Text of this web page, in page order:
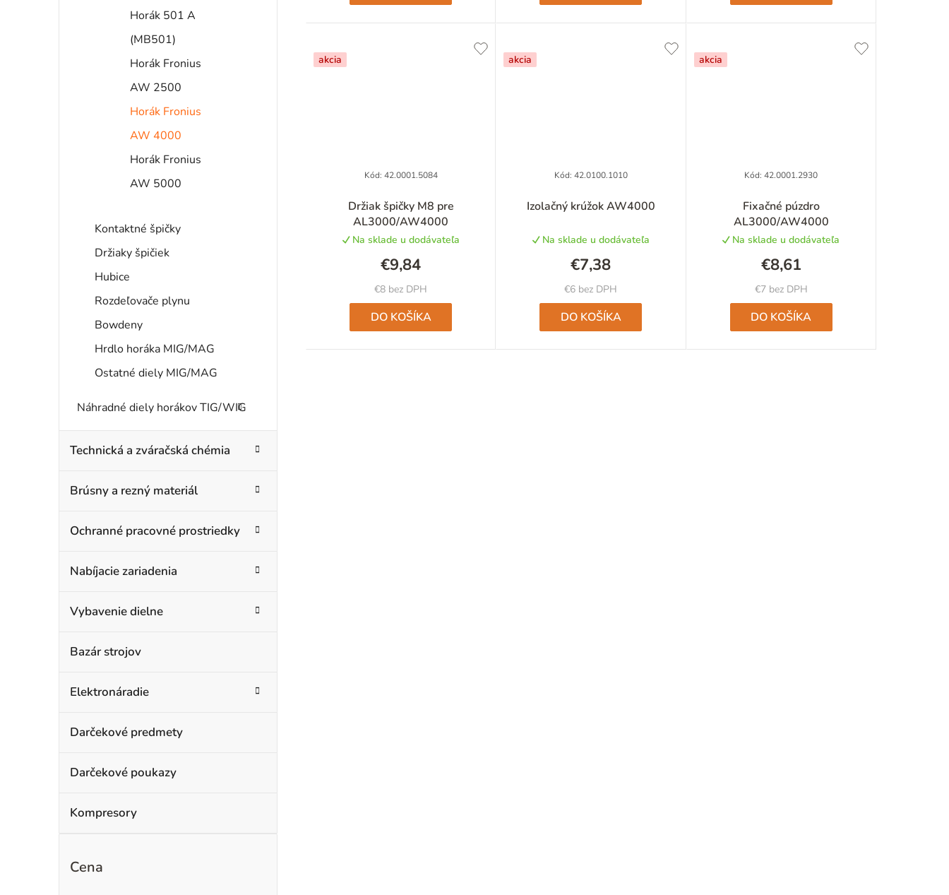
Horák 501 A
(MB501)
Horák Fronius
AW 2500
Horák Fronius
AW 4000
Horák Fronius
AW 5000
Kontaktné špičky
Držiaky špičiek
Hubice
Rozdeľovače plynu
Bowdeny
Hrdlo horáka MIG/MAG
Ostatné diely MIG/MAG
Náhradné diely horákov TIG/WIG
Technická a zváračská chémia
Brúsny a rezný materiál
Ochranné pracovné prostriedky
Nabíjacie zariadenia
Vybavenie dielne
Bazár strojov
Elektronáradie
Darčekové predmety
Darčekové poukazy
Kompresory
Cena
t
o
t
o
v
akcia
Držiak špičky M8 pre
AL3000/AW4000
Na sklade u dodávateľa
€8 bez DPH
€9,84
DO KOŠÍKA
Kód: 42.0001.5084
akcia
Izolačný krúžok AW4000
Na sklade u dodávateľa
€6 bez DPH
€7,38
DO KOŠÍKA
Kód: 42.0100.1010
akcia
Fixačné púzdro
AL3000/AW4000
Na sklade u dodávateľa
€7 bez DPH
€8,61
DO KOŠÍKA
Kód:42.0001.2930